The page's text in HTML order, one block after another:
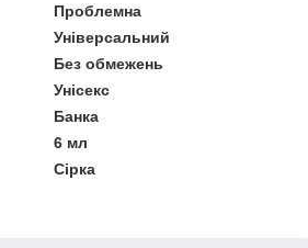
Проблемна
Універсальний
Без обмежень
Унісекс
Банка
6 мл
Сірка